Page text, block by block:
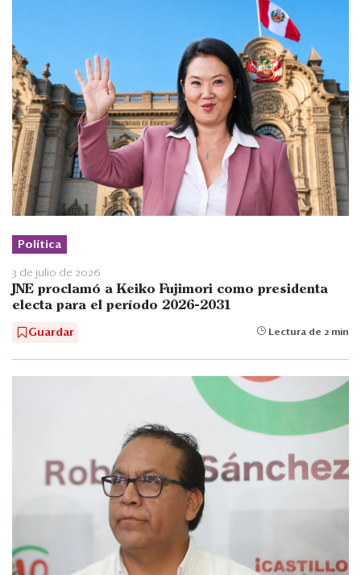
Política
3 de julio de 2026
JNE proclamó a Keiko Fujimori como presidenta
electa para el período 2026-2031
Guardar Lectura de 2 min